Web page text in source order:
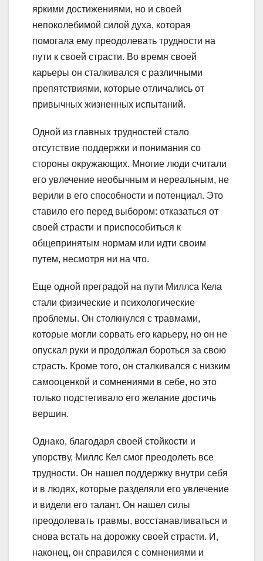
яркими достижениями, но и своей
непоколебимой силой духа, которая
помогала ему преодолевать трудности на
пути к своей страсти. Во время своей
карьеры он сталкивался с различными
препятствиями, которые отличались от
привычных жизненных испытаний.
Одной из главных трудностей стало
отсутствие поддержки и понимания со
стороны окружающих. Многие люди считали
его увлечение необычным и нереальным, не
верили в его способности и потенциал. Это
ставило его перед выбором: отказаться от
своей страсти и приспособиться к
общепринятым нормам или идти своим
путем, несмотря ни на что.
Еще одной преградой на пути Миллса Кела
стали физические и психологические
проблемы. Он столкнулся с травмами,
которые могли сорвать его карьеру, но он не
опускал руки и продолжал бороться за свою
страсть. Кроме того, он сталкивался с низким
самооценкой и сомнениями в себе, но это
только подстегивало его желание достичь
вершин.
Однако, благодаря своей стойкости и
упорству, Миллс Кел смог преодолеть все
трудности. Он нашел поддержку внутри себя
и в людях, которые разделяли его увлечение
и видели его талант. Он нашел силы
преодолевать травмы, восстанавливаться и
снова встать на дорожку своей страсти. И,
наконец, он справился с сомнениями и